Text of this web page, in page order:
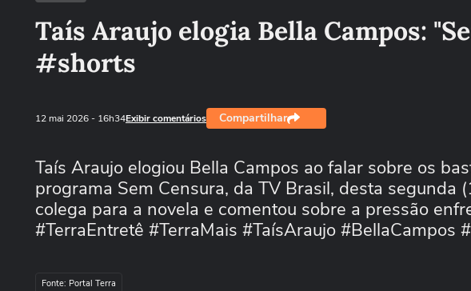
Taís Araujo elogia Bella Campos:
#shorts
12 mai 2026- 16h34Exibir comentários Compartilhar
Taís Araujo elogiou Bella Campos ao falar sobre os
programa Sem Censura, da TV Brasil, desta segunda
colega para a novela e comentou sobre a pressão
#TerraEntretê #TerraMais #TaísAraujo #BellaCampos
Fonte: Portal Terra